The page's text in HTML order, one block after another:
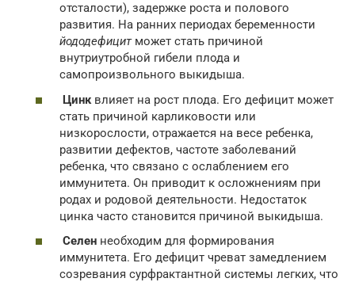
отсталости), задержке роста и полового
развития. На ранних периодах беременности
йододефицитможет стать причиной
внутриутробной гибели плода и
самопроизвольного выкидыша.
Цинк влияет на рост плода. Его дефицит может
стать причиной карликовости или
низкорослости, отражается на весе ребенка,
развитии дефектов, частоте заболеваний
ребенка, что связано с ослаблением его
иммунитета. Он приводит к осложнениям при
родах и родовой деятельности. Недостаток
цинка часто становится причиной выкидыша.
Селен необходим для формирования
иммунитета. Его дефицит чреват замедлением
созревания сурфрактантной системы легких, что